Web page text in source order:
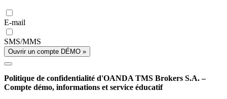
E-mail
SMS/MMS
Ouvrir un compte DÉMO »
Politique de confidentialité d'OANDA TMS Brokers S.A. –
Compte démo, informations et service éducatif